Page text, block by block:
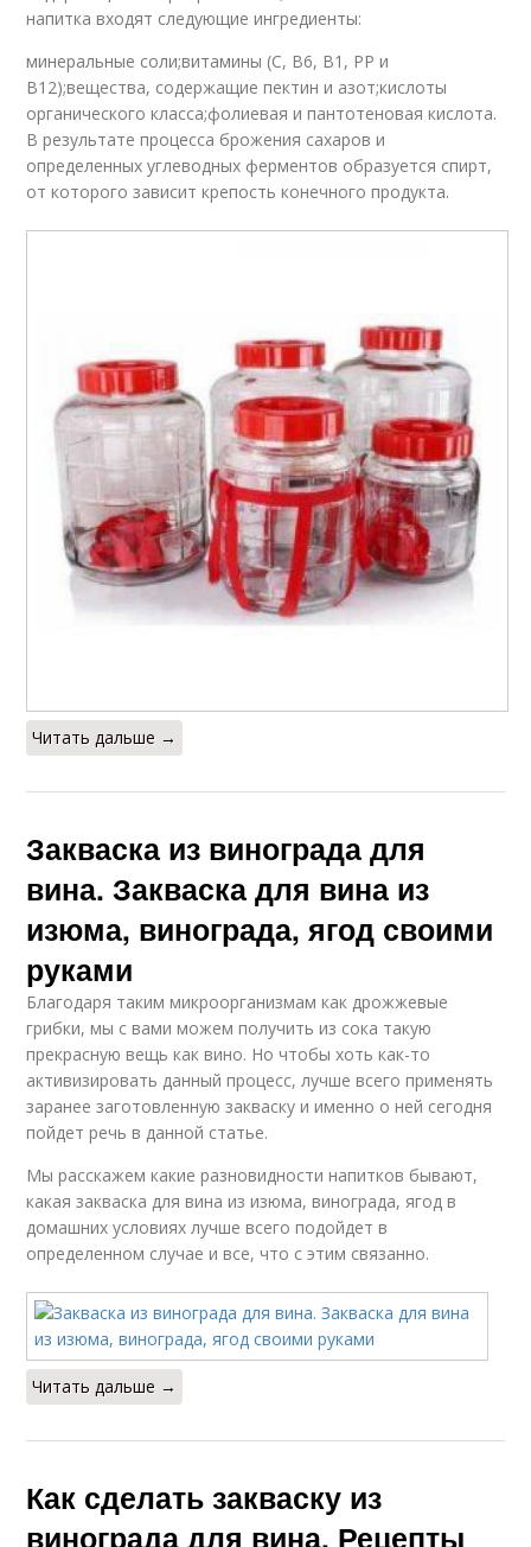
напитка входят следующие ингредиенты:
минеральные соли;витамины (С, В6, В1, РР и
В12);вещества, содержащие пектин и азот;кислоты
органического класса;фолиевая и пантотеновая кислота.
В результате процесса брожения сахаров и
определенных углеводных ферментов образуется спирт,
от которого зависит крепость конечного продукта.
Читать дальше →
Закваска из винограда для
вина. Закваска для вина из
изюма, винограда, ягод своими
руками
Благодаря таким микроорганизмам как дрожжевые
грибки, мы с вами можем получить из сока такую
прекрасную вещь как вино. Но чтобы хоть как-то
активизировать данный процесс, лучше всего применять
заранее заготовленную закваску и именно о ней сегодня
пойдет речь в данной статье.
Мы расскажем какие разновидности напитков бывают,
какая закваска для вина из изюма, винограда, ягод в
домашних условиях лучше всего подойдет в
определенном случае и все, что с этим связанно.
Читать дальше →
Как сделать закваску из
винограда для вина. Рецепты